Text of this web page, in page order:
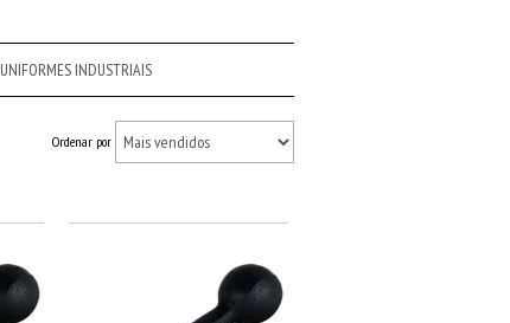
UNIFORMES INDUSTRIAIS
Ordenar por